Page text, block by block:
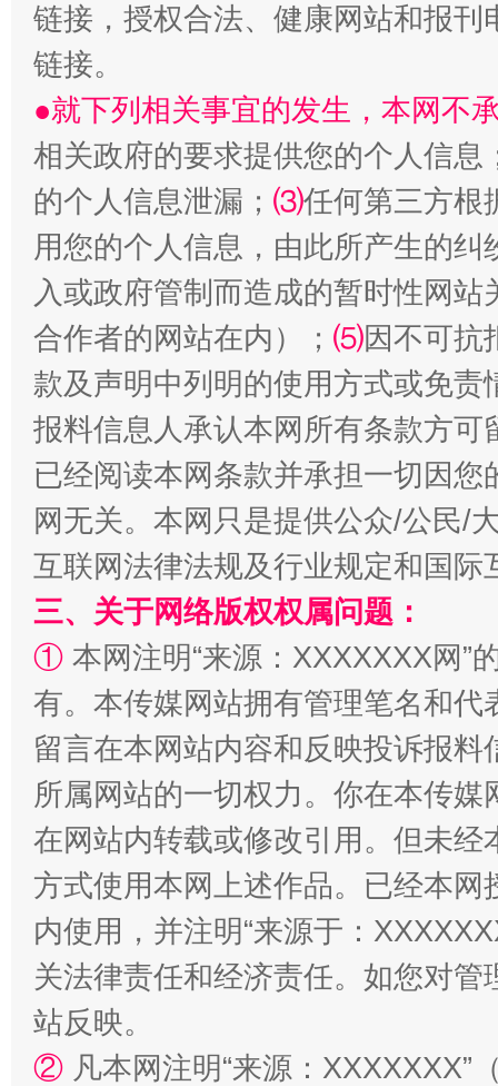
漫山遍野的桃花与雪山、麦地、白藏房 除
招工难、用工荒背后
链接，授权合法、健康网站和报
链接。
●就下列相关事宜的发生，本网不
相关政府的要求提供您的个人信息
的个人信息泄漏； ⑶任何第三方根
用您的个人信息，由此所产生的纠
入或政府管制而造成的暂时性网
合作者的网站在内）； ⑸因不可抗
款及声明中列明的使用方式或免责
报料信息人承认本网所有条款方
已经阅读本网条款并承担一切因
网无关。本网只是提供公众/公民/
互联网法律法规及行业规定和国
三、关于网络版权权属问题：
① 本网注明“来源：XXXXXXX网”
有。本传媒网站拥有管理笔名和
留言在本网站内容和反映投诉报
所属网站的一切权力。你在本传
在网站内转载或修改引用。但未
方式使用本网上述作品。已经本
内使用，并注明“来源于：
关法律责任和经济责任。如您对
站反映。
② 凡本网注明“来源：